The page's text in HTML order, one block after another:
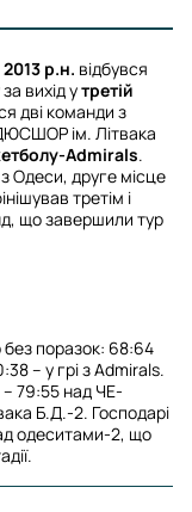
2013 р.н. відбувся
вихід утретій
дві команди з
ім. Літвака
Admirals.
Одеси, друге місце
третім і
що завершили тур
поразок: 68:64
– у грі з Admirals.
– 79:55 над ЧЕ-
Б.Д.-2. Господарі
одеситами-2, що